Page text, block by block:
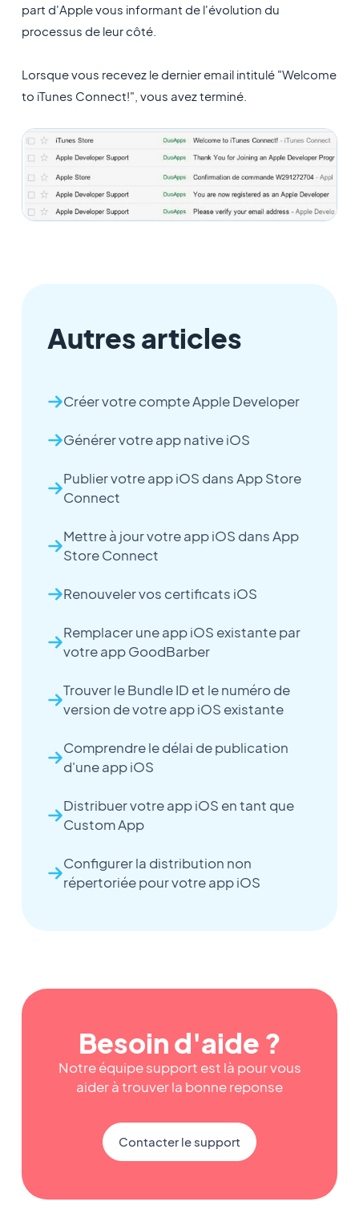
part d'Apple vous informant de l'évolution du
processus de leur côté.
Lorsque vous recevez le dernier email intitulé "Welcome
to iTunes Connect!", vous avez terminé.
Autres articles
Créer votre compte Apple Developer
Générer votre app native iOS
Publier votre app iOS dans App Store
Connect
Mettre à jour votre app iOS dans App
Store Connect
Renouveler vos certificats iOS
Remplacer une app iOS existante par
votre app GoodBarber
Trouver le Bundle ID et le numéro de
version de votre app iOS existante
Comprendre le délai de publication
d'une app iOS
Distribuer votre app iOS en tant que
Custom App
Configurer la distribution non
répertoriée pour votre app iOS
Besoin d'aide ?
Notre équipe support est là pour vous
aider à trouver la bonne reponse
Contacter le support